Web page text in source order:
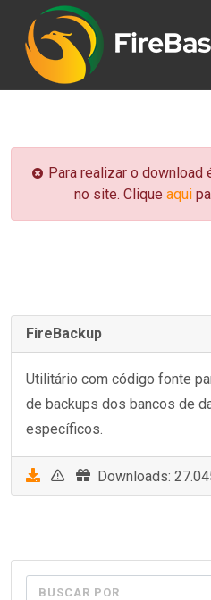
Para realizar o download
no site. Clique aqui
FireBackup
Utilitário com código fonte
de backups dos bancos de
específicos.
Downloads:
BUSCAR POR